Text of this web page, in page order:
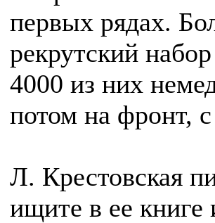
первых рядах.
рекрутский
4000 из них
потом на фронт,
Л. Крестовская
ищите в ее книге